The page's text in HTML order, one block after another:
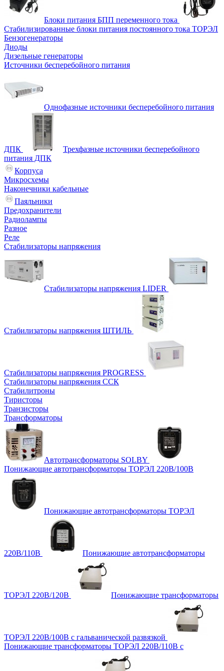
Блоки питания БПП переменного тока
Стабилизированные блоки питания постоянного тока ТОРЭЛ
Бензогенераторы
Диоды
Дизельные генераторы
Источники бесперебойного питания
Однофазные источники бесперебойного питания
ДПК
Трехфазные источники бесперебойного
питания ДПК
Корпуса
Микросхемы
Наконечники кабельные
Паяльники
Предохранители
Радиолампы
Разное
Реле
Стабилизаторы напряжения
Стабилизаторы напряжения LIDER
Стабилизаторы напряжения ШТИЛЬ
Стабилизаторы напряжения PROGRESS
Стабилизаторы напряжения ССК
Стабилитроны
Тиристоры
Транзисторы
Трансформаторы
Автотрансформаторы SOLBY
Понижающие автотрансформаторы ТОРЭЛ 220В/100В
Понижающие автотрансформаторы ТОРЭЛ
220В/110В Понижающие автотрансформаторы
ТОРЭЛ 220В/120В Понижающие трансформаторы
ТОРЭЛ 220В/100В с гальванической развязкой
Понижающие трансформаторы ТОРЭЛ 220В/110В с